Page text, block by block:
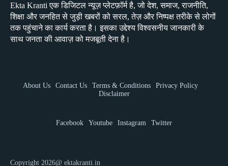
Ekta Kranti एक डिजिटल न्यूज़ प्लेटफ़ॉर्म है, जो देश, समाज, राजनीति,
शिक्षा और जनहित से जुड़ी खबरों को सरल, तेज़ और निष्पक्ष तरीके से लोगों
तक पहुंचाने का कार्य करता है। इसका उद्देश्य विश्वसनीय जानकारी के
साथ जनता की आवाज़ को मजबूती देना है।
About Us Contact Us Terms & Conditions
Privacy Policy
Disclaimer
Facebook Youtube Instagram Twitter
Copyright 2026@ ektakranti.in